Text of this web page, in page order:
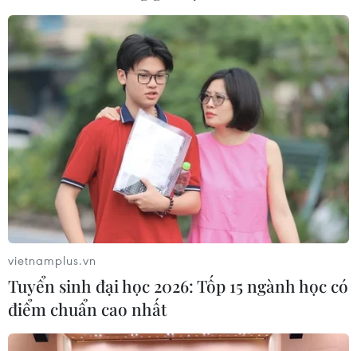
Cuộc đua của các thương hiệu nhằm đón
đầu xu hướng metaverse
30/12/2021 09:35
Lĩnh vực thời trang hiện dẫn đầu xu hướng "metaverse,"
với dòng thời trang kỹ thuật số của hãng Uniqlo trên ứng
dụng Minecraft hay các trang phục và giày thể thao của
Balenciaga trên Fortnite.
vietnamplus.vn
Tuyển sinh đại học 2026: Tốp 15 ngành học có
điểm chuẩn cao nhất